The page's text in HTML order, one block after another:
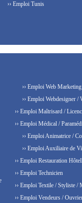
›› Emploi Tunis
›› Emploi Web Marketing
›› Emploi Webdesigner /
›› Emploi Maîtrisard /
›› Emploi Médical /
›› Emploi Animatrice /
›› Emploi Auxiliaire de
›› Emploi Restauration
›› Emploi Technicien
›› Emploi Textile / Styliste /
›› Emploi Vendeurs /